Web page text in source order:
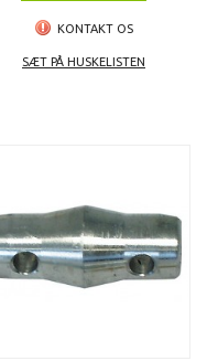
KONTAKT OS
SÆT PÅ HUSKELISTEN